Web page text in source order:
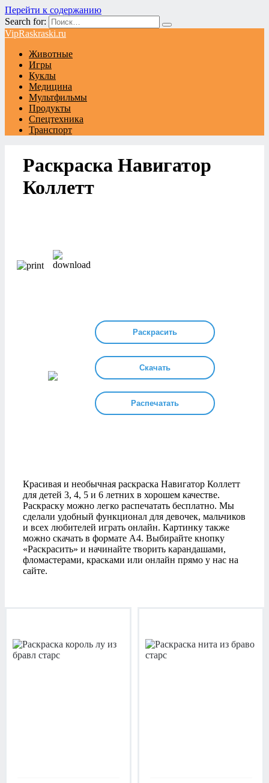
Перейти к содержанию
Search for:
VipRaskraski.ru
Животные
Игры
Куклы
Медицина
Мультфильмы
Продукты
Спецтехника
Транспорт
Раскраска Навигатор
Коллетт
Раскрасить
Скачать
Распечатать
Красивая и необычная раскраска Навигатор Коллетт
для детей 3, 4, 5 и 6 летних в хорошем качестве.
Раскраску можно легко распечатать бесплатно. Мы
сделали удобный функционал для девочек, мальчиков
и всех любителей играть онлайн. Картинку также
можно скачать в формате А4. Выбирайте кнопку
«Раскрасить» и начинайте творить карандашами,
фломастерами, красками или онлайн прямо у нас на
сайте.